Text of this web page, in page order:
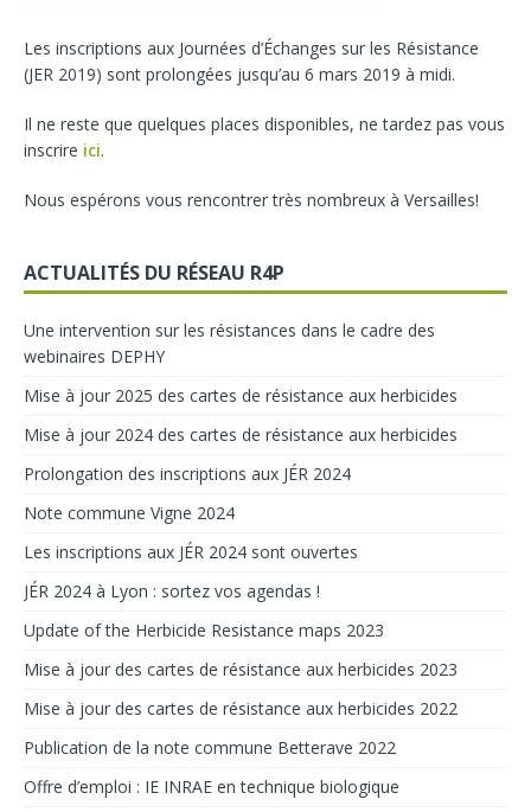
Les inscriptions aux Journées d’Échanges sur les Résistance
(JER 2019) sont prolongées jusqu’au 6 mars 2019 à midi.
Il ne reste que quelques places disponibles, ne tardez pas vous
inscrire ici.
Nous espérons vous rencontrer très nombreux à Versailles!
ACTUALITÉS DU RÉSEAU R4P
Une intervention sur les résistances dans le cadre des
webinaires DEPHY
Mise à jour 2025 des cartes de résistance aux herbicides
Mise à jour 2024 des cartes de résistance aux herbicides
Prolongation des inscriptions aux JÉR 2024
Note commune Vigne 2024
Les inscriptions aux JÉR 2024 sont ouvertes
JÉR 2024 à Lyon : sortez vos agendas !
Update of the Herbicide Resistance maps 2023
Mise à jour des cartes de résistance aux herbicides 2023
Mise à jour des cartes de résistance aux herbicides 2022
Publication de la note commune Betterave 2022
Offre d’emploi : IE INRAE en technique biologique